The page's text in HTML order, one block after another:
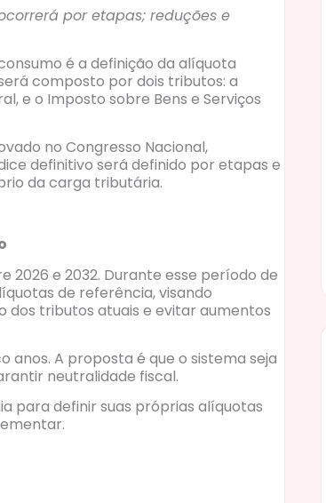
por etapas; reduções e
é a definição da alíquota
composto por dois tributos: a
e o Imposto sobre Bens e Serviços
no Congresso Nacional,
definitivo será definido por etapas e
da carga tributária.
e 2032. Durante esse período de
de referência, visando
dos tributos atuais e evitar aumentos
anos. A proposta é que o sistema seja
neutralidade fiscal.
para definir suas próprias alíquotas